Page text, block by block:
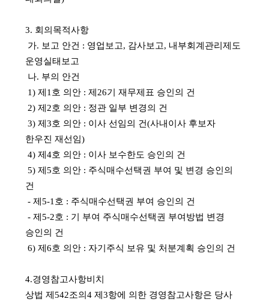
3. 회의목적사항
가. 보고 안건 : 영업보고, 감사보고, 내부회계관리제도
운영실태보고
나. 부의 안건
1) 제1호 의안 : 제26기 재무제표 승인의 건
2) 제2호 의안 : 정관 일부 변경의 건
3) 제3호 의안 : 이사 선임의 건(사내이사 후보자
한우진 재선임)
4) 제4호 의안 : 이사 보수한도 승인의 건
5) 제5호 의안 : 주식매수선택권 부여 및 변경 승인의
건
- 제5-1호 : 주식매수선택권 부여 승인의 건
- 제5-2호 : 기 부여 주식매수선택권 부여방법 변경
승인의 건
6) 제6호 의안 : 자기주식 보유 및 처분계획 승인의 건
4.경영참고사항비치
상법 제542조의4 제3항에 의한 경영참고사항은 당사